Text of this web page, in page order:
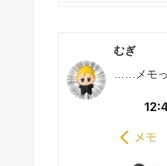
むぎ
……メモっ